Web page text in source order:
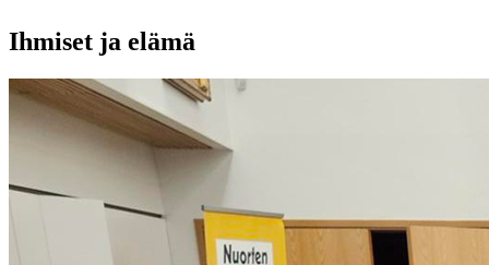
Ihmiset ja elämä